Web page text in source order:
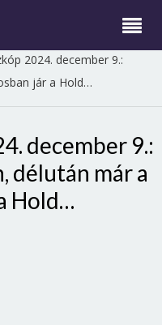
2024. december 9.:
jár a Hold…
december 9.:
délután már a
Hold…